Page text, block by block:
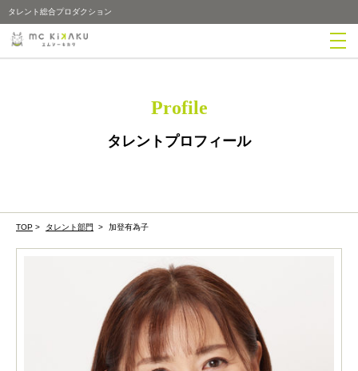
タレント総合プロダクション
Profile
タレントプロフィール
TOP > タレント部門 > 加登有為子